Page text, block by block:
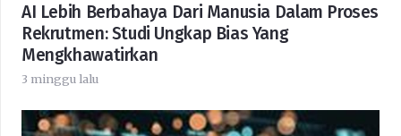
AI Lebih Berbahaya Dari Manusia Dalam Proses
Rekrutmen: Studi Ungkap Bias Yang
Mengkhawatirkan
3 minggu lalu